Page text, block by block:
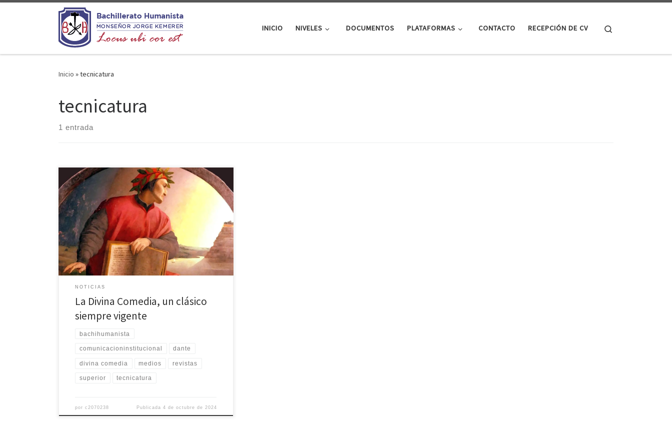
Saltar al contenido
INICIO NIVELES DOCUMENTOS PLATAFORMAS CONTACTO RECEPCIÓN DE CV
Inicio »tecnicatura
tecnicatura
1 entrada
Cuando la lectura de un libro nos afecta en
profundidad hasta el punto de modificar ciertas
nociones del mundo y de la vida podemos decir que
se convierte en un clásico de la literatura.La Divina
Comedia es considerada una obra maestra de la
literatura italiana y uno de los textos […]
NOTICIAS
La Divina Comedia, un clásico
siempre vigente
bachihumanista
comunicacioninstitucional dante
divina comedia medios revistas
superior tecnicatura
porc2070238 Publicada 4 de octubre de 2024